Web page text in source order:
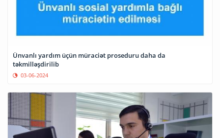
Ünvanlı yardım üçün müraciət proseduru daha da
təkmilləşdirilib
03-06-2024